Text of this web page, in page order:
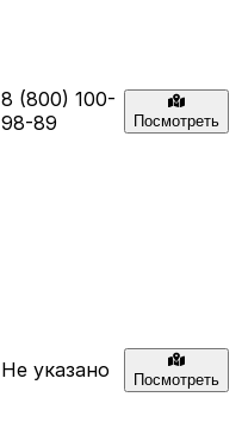
8 (800) 100-
98-89
Посмотреть
Не указано Посмотреть